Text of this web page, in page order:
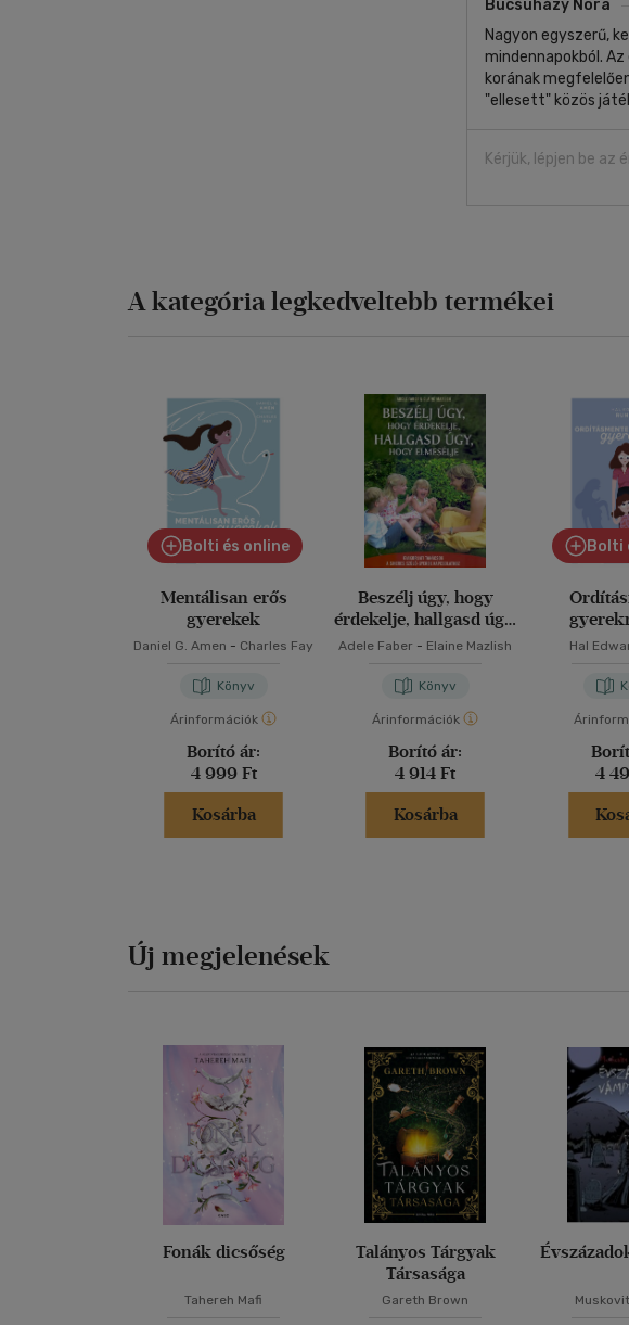
Bucsuházy Nóra
Nagyon egyszerű,
mindennapokból.
korának
"ellesett" közös
Kérjük, lépjen be az
A kategória legkedveltebb termékei
Bolti és online
Mentálisan erős
gyerekek
Daniel G. Amen - Charles Fay
Könyv
Árinformációk
Borító ár:
4 999 Ft
Kosárba
Beszélj úgy, hogy
érdekelje, hallgasd úgy,
hogy elmesélje
Adele Faber - Elaine Mazlish
Könyv
Árinformációk
Borító ár:
4 914 Ft
Kosárba
Bolti
Hal
4
Új megjelenések
Fonák dicsőség
Tahereh Mafi
Talányos Tárgyak
Társasága
Gareth Brown